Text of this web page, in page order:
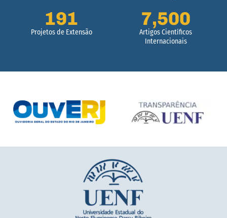
Projetos de Extensão
191
Artigos Científicos
Internacionais
7,500